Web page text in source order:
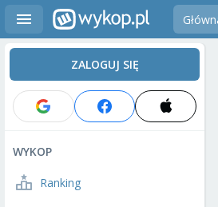
ZALOGUJ SIĘ
WYKOP
Ranking